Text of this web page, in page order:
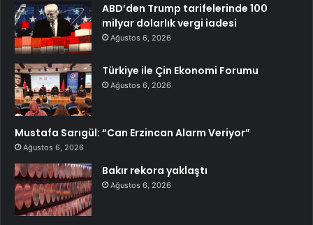
ABD’den Trump tarifelerinde 100
milyar dolarlık vergi iadesi
Ağustos 6, 2026
Türkiye ile Çin Ekonomi Forumu
Ağustos 6, 2026
Mustafa Sarıgül: “Can Erzincan Alarm Veriyor”
Ağustos 6, 2026
Bakır rekora yaklaştı
Ağustos 6, 2026